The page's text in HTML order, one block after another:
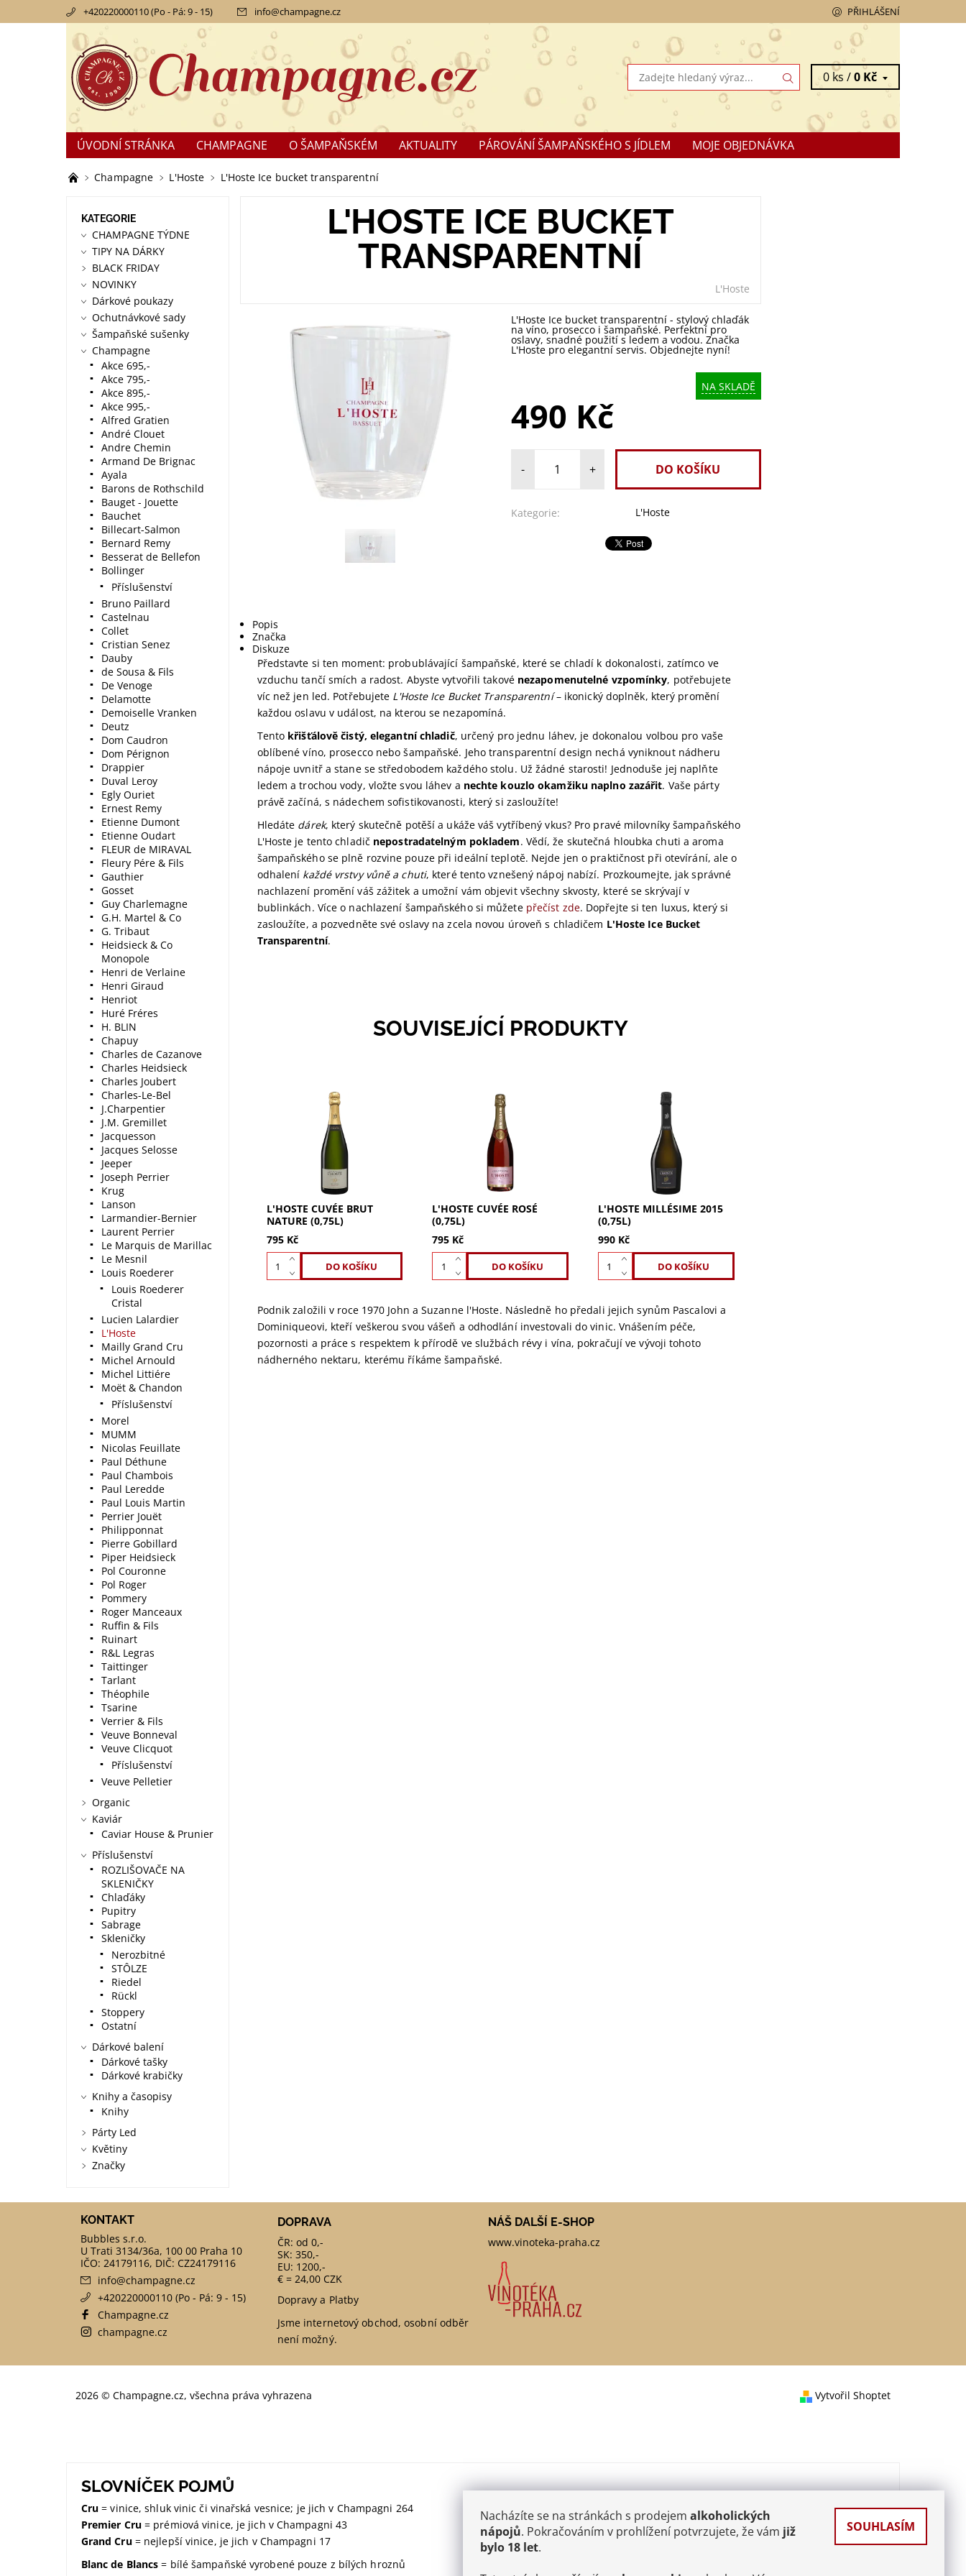
+420220000110 (Po - Pá: 9 - 15) info@champagne.cz PŘIHLÁŠENÍ
0 ks /0 Kč
ÚVODNÍ STRÁNKA CHAMPAGNE O ŠAMPAŇSKÉM AKTUALITY PÁROVÁNÍ ŠAMPAŇSKÉHO S JÍDLEM
MOJE OBJEDNÁVKA
KONTAKTY
OBCHODNÍ PODMÍNKY REKLAMACE
Champagne L'Hoste L'Hoste Ice bucket transparentní
L'HOSTE ICE BUCKET
TRANSPARENTNÍ
L'Hoste
L'Hoste Ice bucket transparentní - stylový chlaďák
na víno, prosecco i šampaňské. Perfektní pro
oslavy, snadné použití s ledem a vodou. Značka
L'Hoste pro elegantní servis. Objednejte nyní!
NA SKLADĚ
490 Kč
- +
Kategorie: L'Hoste
Popis
Značka
Diskuze
Představte si ten moment: probublávající šampaňské, které se chladí k dokonalosti, zatímco ve
vzduchu tančí smích a radost. Abyste vytvořili takové nezapomenutelné vzpomínky, potřebujete
víc než jen led. Potřebujete L'Hoste Ice Bucket Transparentní– ikonický doplněk, který promění
každou oslavu v událost, na kterou se nezapomíná.
Tento křišťálově čistý, elegantní chladič, určený pro jednu láhev, je dokonalou volbou pro vaše
oblíbené víno, prosecco nebo šampaňské. Jeho transparentní design nechá vyniknout nádheru
nápoje uvnitř a stane se středobodem každého stolu. Už žádné starosti! Jednoduše jej naplňte
ledem a trochou vody, vložte svou láhev a nechte kouzlo okamžiku naplno zazářit. Vaše párty
právě začíná, s nádechem sofistikovanosti, který si zasloužíte!
Hledáte dárek, který skutečně potěší a ukáže váš vytříbený vkus? Pro pravé milovníky šampaňského
L'Hoste je tento chladič nepostradatelným pokladem. Vědí, že skutečná hloubka chuti a aroma
šampaňského se plně rozvine pouze při ideální teplotě. Nejde jen o praktičnost při otevírání, ale o
odhalení každé vrstvy vůně a chuti, které tento vznešený nápoj nabízí. Prozkoumejte, jak správné
nachlazení promění váš zážitek a umožní vám objevit všechny skvosty, které se skrývají v
bublinkách. Více o nachlazení šampaňského si můžete přečíst zde. Dopřejte si ten luxus, který si
zasloužíte, a pozvedněte své oslavy na zcela novou úroveň s chladičem L'Hoste Ice Bucket
Transparentní.
SOUVISEJÍCÍ PRODUKTY
L'Hoste Cuvée Brut Nature
(0,75l) - 70% Chardonnay,
30% Pinot Noir. Vůně
meruněk, broskví, citronu,
briošky. Živá, svěží a
vyrovnaná chuť. Zažijte...
L'HOSTE CUVÉE BRUT
NATURE (0,75L)
795 Kč
L'Hoste Cuvée Rosé (0,75l):
Ovocná, svěží chuť s tóny
lesního ovoce, karamelu a
třešňového koláče. Vůně
jahod, malin, rybízu a
citrusů s nádechem...
L'HOSTE CUVÉE ROSÉ
(0,75L)
795 Kč
L'Hoste Millésime 2015:
100% Chardonnay.
Elegantní, živá chuť s
ovocnými a medovými tóny,
doplněná o smetanové a
vanilkové nuance. Objevte
L'HOSTE MILLÉSIME 2015
(0,75L)
990 Kč
Podnik založili v roce 1970 John a Suzanne l'Hoste. Následně ho předali jejich synům Pascalovi a
Dominiqueovi, kteří veškerou svou vášeň a odhodlání investovali do vinic. Vnášením péče,
pozornosti a práce s respektem k přírodě ve službách révy i vína, pokračují ve vývoji tohoto
nádherného nektaru, kterému říkáme šampaňské.
KATEGORIE
CHAMPAGNE TÝDNE
TIPY NA DÁRKY
BLACK FRIDAY
NOVINKY
Dárkové poukazy
Ochutnávkové sady
Šampaňské sušenky
Champagne
Akce 695,-
Akce 795,-
Akce 895,-
Akce 995,-
Alfred Gratien
André Clouet
Andre Chemin
Armand De Brignac
Ayala
Barons de Rothschild
Bauget - Jouette
Bauchet
Billecart-Salmon
Bernard Remy
Besserat de Bellefon
Bollinger
Příslušenství
Bruno Paillard
Castelnau
Collet
Cristian Senez
Dauby
de Sousa & Fils
De Venoge
Delamotte
Demoiselle Vranken
Deutz
Dom Caudron
Dom Pérignon
Drappier
Duval Leroy
Egly Ouriet
Ernest Remy
Etienne Dumont
Etienne Oudart
FLEUR de MIRAVAL
Fleury Pére & Fils
Gauthier
Gosset
Guy Charlemagne
G.H. Martel & Co
G. Tribaut
Heidsieck & Co
Monopole
Henri de Verlaine
Henri Giraud
Henriot
Huré Fréres
H. BLIN
Chapuy
Charles de Cazanove
Charles Heidsieck
Charles Joubert
Charles-Le-Bel
J.Charpentier
J.M. Gremillet
Jacquesson
Jacques Selosse
Jeeper
Joseph Perrier
Krug
Lanson
Larmandier-Bernier
Laurent Perrier
Le Marquis de Marillac
Le Mesnil
Louis Roederer
Louis Roederer
Cristal
Lucien Lalardier
L'Hoste
Mailly Grand Cru
Michel Arnould
Michel Littiére
Moët & Chandon
Příslušenství
Morel
MUMM
Nicolas Feuillate
Paul Déthune
Paul Chambois
Paul Leredde
Paul Louis Martin
Perrier Jouët
Philipponnat
Pierre Gobillard
Piper Heidsieck
Pol Couronne
Pol Roger
Pommery
Roger Manceaux
Ruffin & Fils
Ruinart
R&L Legras
Taittinger
Tarlant
Théophile
Tsarine
Verrier & Fils
Veuve Bonneval
Veuve Clicquot
Příslušenství
Veuve Pelletier
Organic
Kaviár
Caviar House & Prunier
Příslušenství
ROZLIŠOVAČE NA
SKLENIČKY
Chlaďáky
Pupitry
Sabrage
Skleničky
Nerozbitné
STÔLZE
Riedel
Rückl
Stoppery
Ostatní
Dárkové balení
Dárkové tašky
Dárkové krabičky
Knihy a časopisy
Knihy
Párty Led
Květiny
Značky
KONTAKT
info@champagne.cz
+420220000110 (Po - Pá: 9 - 15)
Champagne.cz
champagne.cz
DOPRAVA
ČR: od 0,-
SK: 350,-
EU: 1200,-
€ = 24,00 CZK
Dopravy a Platby
Jsme internetový obchod, osobní odběr
není možný.
NÁŠ DALŠÍ E-SHOP
www.vinoteka-praha.cz
2026 © Champagne.cz, všechna práva vyhrazena Vytvořil Shoptet
SLOVNÍČEK POJMŮ
Cru = vinice, shluk vinic či vinařská vesnice; je jich v Champagni 264
Premier Cru= prémiová vinice, je jich v Champagni 43
Grand Cru= nejlepší vinice, je jich v Champagni 17
Blanc de Blancs = bílé šampaňské vyrobené pouze z bílých hroznů
Nacházíte se na stránkách s prodejem alkoholických
nápojů. Pokračováním v prohlížení potvrzujete, že vám již
bylo 18 let.
SOUHLASÍM